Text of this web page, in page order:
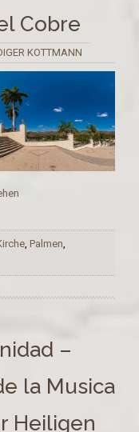
Cobre
KOTTMANN
, Palmen,
–
la Musica
Heiligen